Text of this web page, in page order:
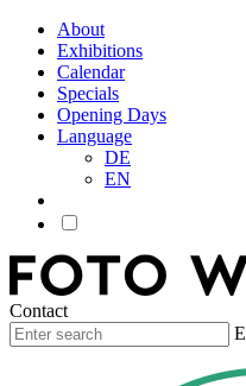
About
Exhibitions
Calendar
Specials
Opening Days
Language
DE
EN
Contact